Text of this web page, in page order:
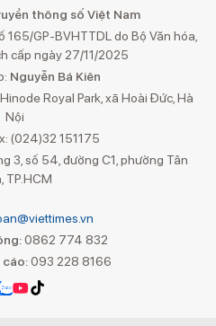
thông số Việt Nam
165/GP-BVHTTDL do Bộ Văn hóa,
cấp ngày 27/11/2025
Nguyễn Bá Kiên
Royal Park, xã Hoài Đức, Hà
Nội
(024)32 151175
3, số 54, đường C1, phường Tân
TP.HCM
0862 774 832
cáo:093 228 8166